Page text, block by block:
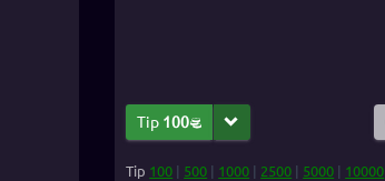
Tip 100
Tip 100 | 500 | 1000 | 2500 | 5000 | 10000